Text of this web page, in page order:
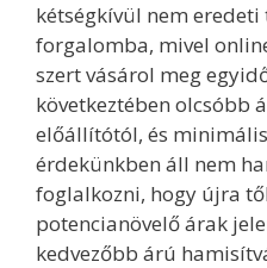
kétségkívül nem
forgalomba, mivel
szert vásárol meg
következtében olcsóbb
előállítótól, és
érdekünkben áll nem
foglalkozni, hogy újra
potencianövelő árak
kedvezőbb árú